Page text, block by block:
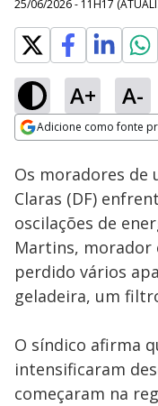
25/06/2026 - 11H17
A+ A-
Adicione como fonte
Ativar
Loaded
23.30%
Os moradores de
Claras (DF)
oscilações de
Martins, morador
perdido vários
geladeira, um
O síndico afirma
intensificaram
começaram na